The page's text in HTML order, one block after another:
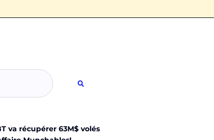
va récupérer 63M$ volés